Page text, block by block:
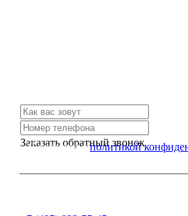
Заказать обратный звонок
Я согласен сполитикой